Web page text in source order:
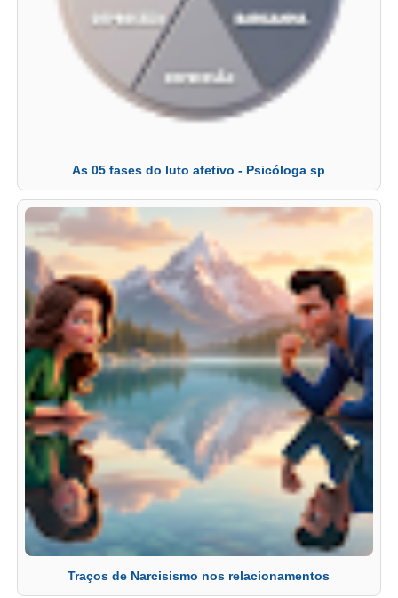
As 05 fases do luto afetivo - Psicóloga sp
Traços de Narcisismo nos relacionamentos